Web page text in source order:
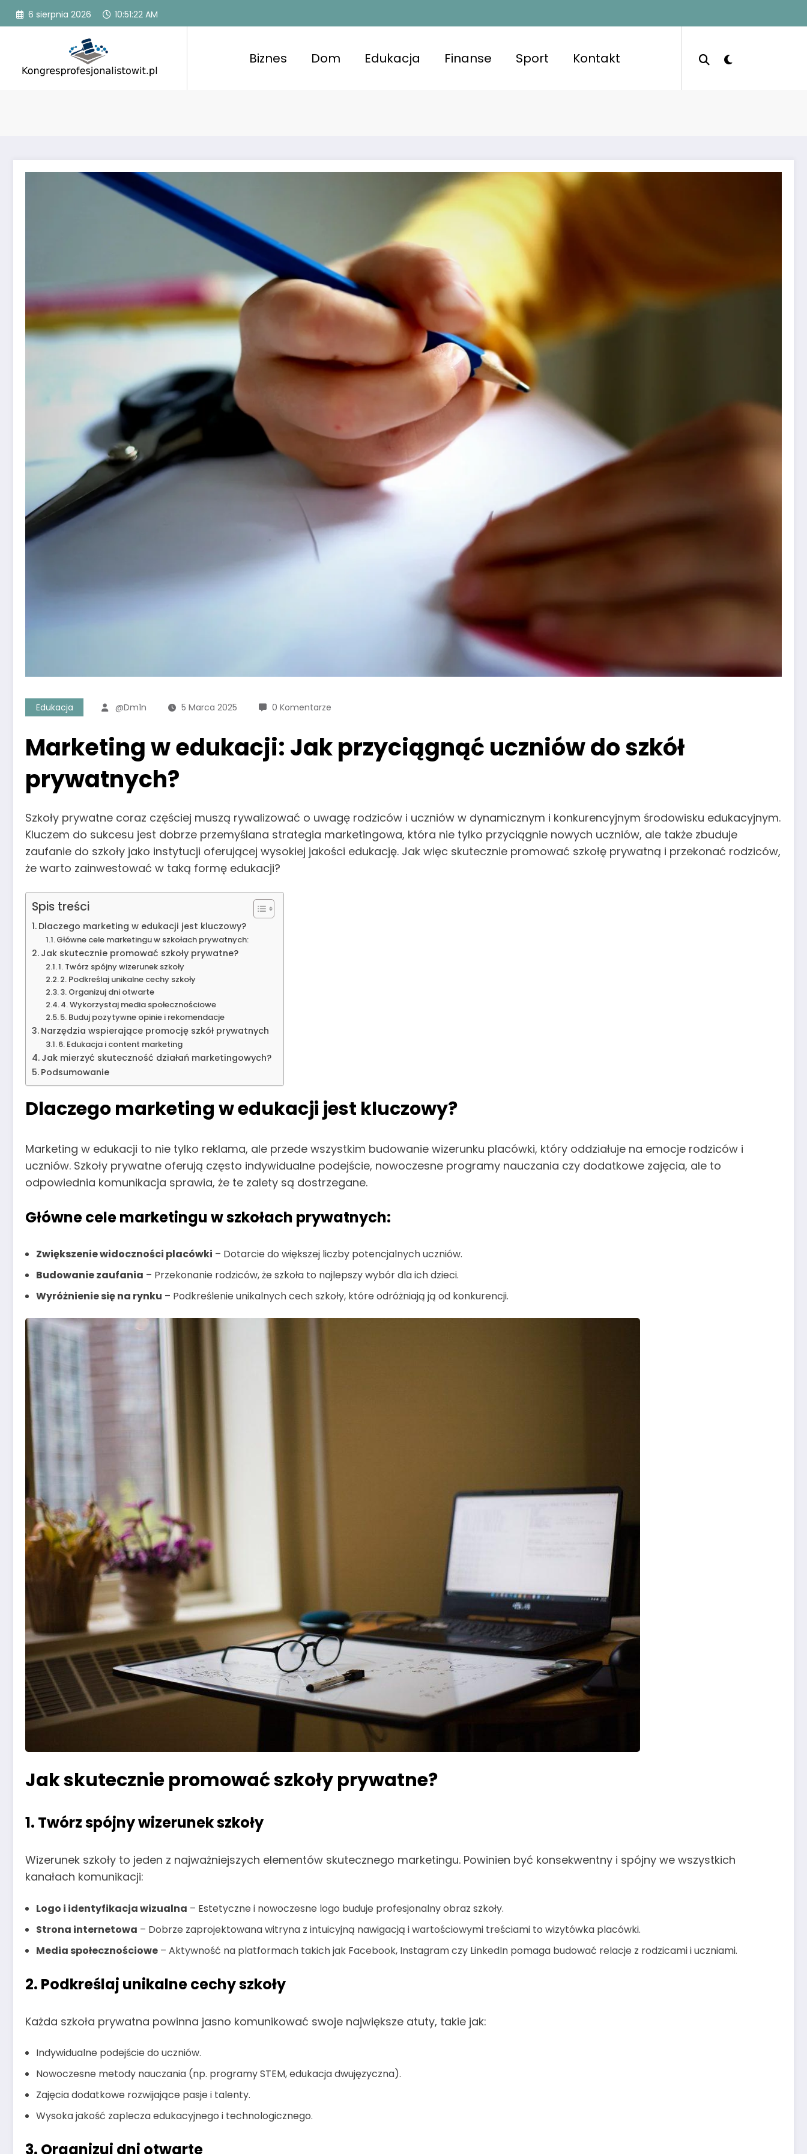
Przejdź
6 sierpnia 2026 10:51:24 AM
Biznes Dom Edukacja Finanse Sport Kontakt
Edukacja @dm1n 5 Marca 2025 0 Komentarze
Marketing w edukacji: Jak przyciągnąć uczniów do szkół
prywatnych?
Szkoły prywatne coraz częściej muszą rywalizować o uwagę rodziców i uczniów w dynamicznym i konkurencyjnym środowisku edukacyjnym.
Kluczem do sukcesu jest dobrze przemyślana strategia marketingowa, która nie tylko przyciągnie nowych uczniów, ale także zbuduje
zaufanie do szkoły jako instytucji oferującej wysokiej jakości edukację. Jak więc skutecznie promować szkołę prywatną i przekonać rodziców,
że warto zainwestować w taką formę edukacji?
Spis treści
Dlaczego marketing w edukacji jest kluczowy?
Główne cele marketingu w szkołach prywatnych:
Jak skutecznie promować szkoły prywatne?
1. Twórz spójny wizerunek szkoły
2. Podkreślaj unikalne cechy szkoły
3. Organizuj dni otwarte
4. Wykorzystaj media społecznościowe
5. Buduj pozytywne opinie i rekomendacje
Narzędzia wspierające promocję szkół prywatnych
6. Edukacja i content marketing
Jak mierzyć skuteczność działań marketingowych?
Podsumowanie
Dlaczego marketing w edukacji jest kluczowy?
Marketing w edukacji to nie tylko reklama, ale przede wszystkim budowanie wizerunku placówki, który oddziałuje na emocje rodziców i
uczniów. Szkoły prywatne oferują często indywidualne podejście, nowoczesne programy nauczania czy dodatkowe zajęcia, ale to
odpowiednia komunikacja sprawia, że te zalety są dostrzegane.
Główne cele marketingu w szkołach prywatnych:
Zwiększenie widoczności placówki – Dotarcie do większej liczby potencjalnych uczniów.
Budowanie zaufania – Przekonanie rodziców, że szkoła to najlepszy wybór dla ich dzieci.
Wyróżnienie się na rynku – Podkreślenie unikalnych cech szkoły, które odróżniają ją od konkurencji.
Jak skutecznie promować szkoły prywatne?
1. Twórz spójny wizerunek szkoły
Wizerunek szkoły to jeden z najważniejszych elementów skutecznego marketingu. Powinien być konsekwentny i spójny we wszystkich
kanałach komunikacji:
Logo i identyfikacja wizualna – Estetyczne i nowoczesne logo buduje profesjonalny obraz szkoły.
Strona internetowa – Dobrze zaprojektowana witryna z intuicyjną nawigacją i wartościowymi treściami to wizytówka placówki.
Media społecznościowe – Aktywność na platformach takich jak Facebook, Instagram czy LinkedIn pomaga budować relacje z rodzicami i uczniami.
2. Podkreślaj unikalne cechy szkoły
Każda szkoła prywatna powinna jasno komunikować swoje największe atuty, takie jak:
Indywidualne podejście do uczniów.
Nowoczesne metody nauczania (np. programy STEM, edukacja dwujęzyczna).
Zajęcia dodatkowe rozwijające pasje i talenty.
Wysoka jakość zaplecza edukacyjnego i technologicznego.
3. Organizuj dni otwarte